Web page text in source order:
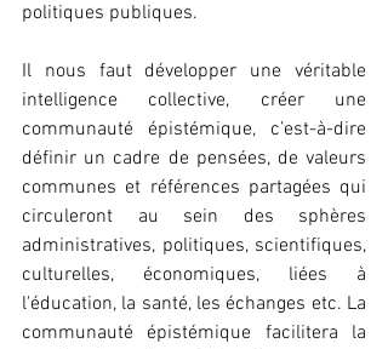
politiques publiques.
Il nous faut développer une véritable
intelligence collective, créer une
communauté épistémique, c’est-à-dire
définir un cadre de pensées, de valeurs
communes et références partagées qui
circuleront au sein des sphères
administratives, politiques, scientifiques,
culturelles, économiques, liées à
l'éducation, la santé, les échanges etc. La
communauté épistémique facilitera la